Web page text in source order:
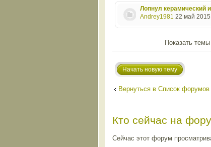
Лопнул керамический
Andrey1981 22 май
Показать темы
Начать новую тему
Вернуться в Список форумов
Кто сейчас на
Сейчас этот форум